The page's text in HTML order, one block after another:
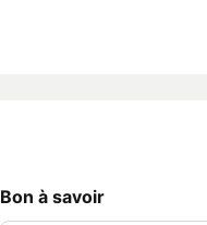
Bon à savoir